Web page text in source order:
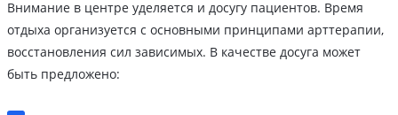
Внимание в центре уделяется и досугу пациентов. Время
отдыха организуется с основными принципами арттерапии,
восстановления сил зависимых. В качестве досуга может
быть предложено: